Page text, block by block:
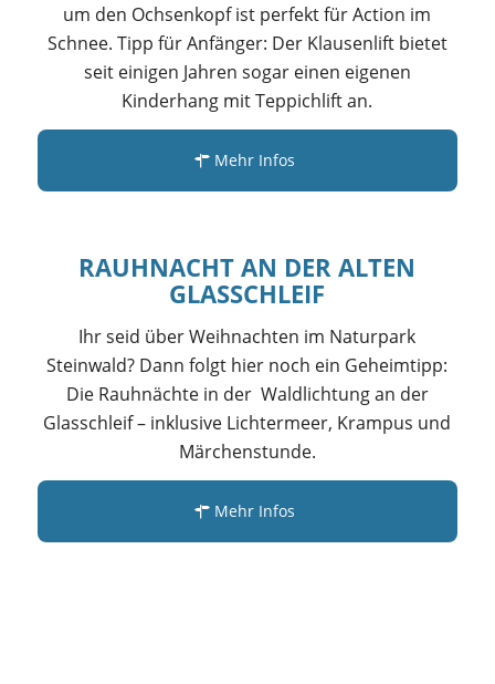
um den Ochsenkopf ist perfekt für Action im
Schnee. Tipp für Anfänger: Der Klausenlift bietet
seit einigen Jahren sogar einen eigenen
Kinderhang mit Teppichlift an.
Mehr Infos
RAUHNACHT AN DER ALTEN
GLASSCHLEIF
Ihr seid über Weihnachten im Naturpark
Steinwald? Dann folgt hier noch ein Geheimtipp:
Die Rauhnächte in der Waldlichtung an der
Glasschleif – inklusive Lichtermeer, Krampus und
Märchenstunde.
Mehr Infos